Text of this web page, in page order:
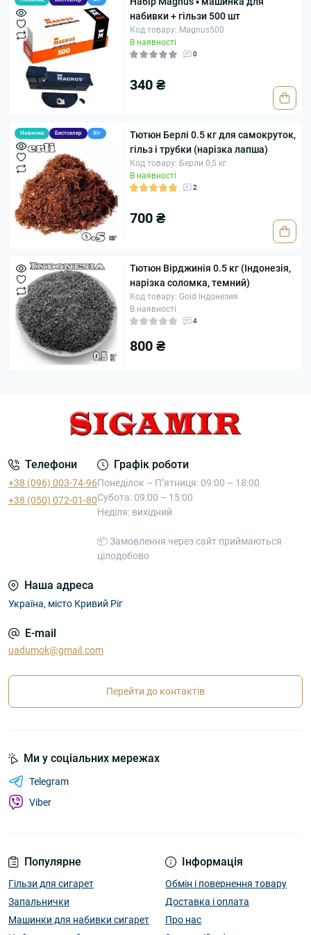
набивки + гільзи 500 шт
Код товару: Magnus500
В наявності
0
340 ₴
Новинка Бестселер Хіт
Тютюн Берлі 0.5 кг для самокруток,
гільз і трубки (нарізка лапша)
Код товару: Берли 0,5 кг
В наявності
2
700 ₴
Тютюн Вірджинія 0.5 кг (Індонезія,
нарізка соломка, темний)
Код товару: Gold Індонезия
В наявності
4
800 ₴
Телефони
+38 (096) 003-74-96
+38 (050) 072-01-80
Графік роботи
Понеділок – П’ятниця: 09:00 – 18:00
Субота: 09:00 – 15:00
Неділя: вихідний
📦 Замовлення через сайт приймаються
цілодобово
Наша адреса
Україна, місто Кривий Ріг
E-mail
uadumok@gmail.com
Перейти до контактів
Популярне
Гільзи для сигарет
Запальнички
Машинки для набивки сигарет
Інформація
Обмін і повернення товару
Доставка і оплата
Про нас
Ми у соціальних мережах
Telegram
Viber